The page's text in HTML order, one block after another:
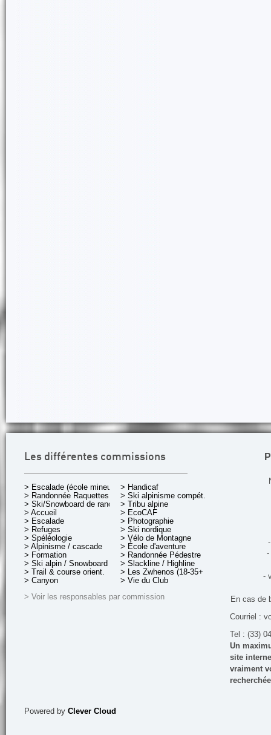
Les différentes commissions
> Escalade (école mineurs)
> Randonnée Raquettes
> Ski/Snowboard de rando.
> Accueil
> Escalade
> Refuges
> Spéléologie
> Alpinisme / cascade
> Formation
> Ski alpin / Snowboard
> Trail & course orient.
> Canyon
> Handicaf
> Ski alpinisme compét.
> Tribu alpine
> EcoCAF
> Photographie
> Ski nordique
> Vélo de Montagne
> École d'aventure
> Randonnée Pédestre
> Slackline / Highline
> Les Zwhenos (18-35+ ans)
> Vie du Club
> Voir les responsables par commission
-
-
En cas de
Courriel :
Tel : (33)
Un
site
vraiment
Powered by Clever Cloud